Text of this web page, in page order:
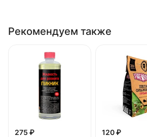
Рекомендуем также
275 ₽
120 ₽